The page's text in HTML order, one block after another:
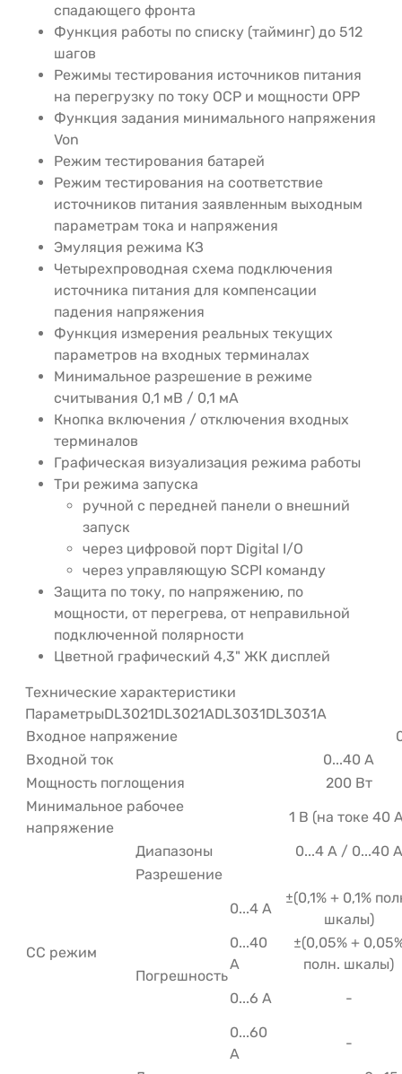
спадающего фронта
Функция работы по списку (тайминг) до 512
шагов
Режимы тестирования источников питания
на перегрузку по току OCP и мощности OPP
Функция задания минимального напряжения
Von
Режим тестирования батарей
Режим тестирования на соответствие
источников питания заявленным выходным
параметрам тока и напряжения
Эмуляция режима КЗ
Четырехпроводная схема подключения
источника питания для компенсации
падения напряжения
Функция измерения реальных текущих
параметров на входных терминалах
Минимальное разрешение в режиме
считывания 0,1 мВ / 0,1 мА
Кнопка включения / отключения входных
терминалов
Графическая визуализация режима работы
Три режима запуска
ручной с передней панели o внешний
запуск
через цифровой порт Digital I/O
через управляющую SCPI команду
Защита по току, по напряжению, по
мощности, от перегрева, от неправильной
подключенной полярности
Цветной графический 4,3" ЖК дисплей
Технические характеристики
ПараметрыDL3021DL3021ADL3031DL3031A
Входное напряжение
Входной ток
0...40 A
Мощность поглощения
200 Вт
Минимальное рабочее
напряжение
1 В (на токе 40
CC режим
Диапазоны
0...4 A / 0...40 A
Разрешение
Погрешность
0...4 А
±(0,1% + 0,1%
шкалы)
0...40
А
±(0,05% +
полн. шкалы)
0...6 А
-
0...60
А
-